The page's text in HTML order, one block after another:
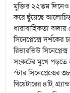
মুক্তির ২২তম দিনেও
করে ছুঁয়েছে আলোচিত
ধারাবাহিকতা
সিনেপ্লেক্সে
রিভারভিউ
সংকটের মুখে পড়তে
স্টার সিনেপ্লেক্সের
থিয়েটারের ৪টি,